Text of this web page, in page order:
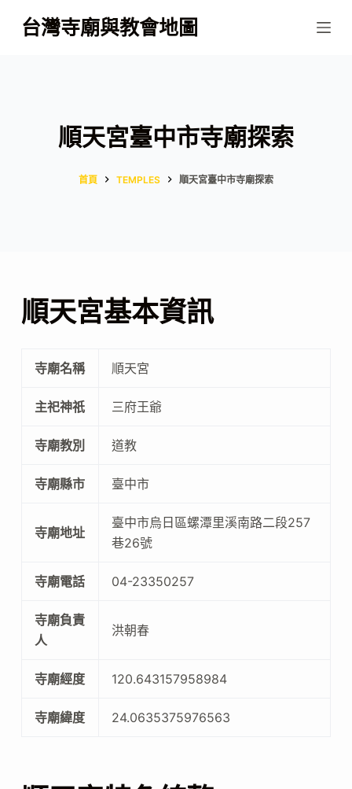
跳
至
台灣寺廟與教會地圖
順天宮臺中市寺廟探索
首頁 TEMPLES 順天宮臺中市寺廟探索
順天宮基本資訊
寺廟名稱 順天宮
主祀神祇 三府王爺
寺廟教別 道教
寺廟縣市 臺中市
寺廟地址
臺中市烏日區螺潭里溪南路二段257
巷26號
寺廟電話 04-23350257
寺廟負責
人
洪朝春
寺廟經度 120.643157958984
寺廟緯度 24.0635375976563